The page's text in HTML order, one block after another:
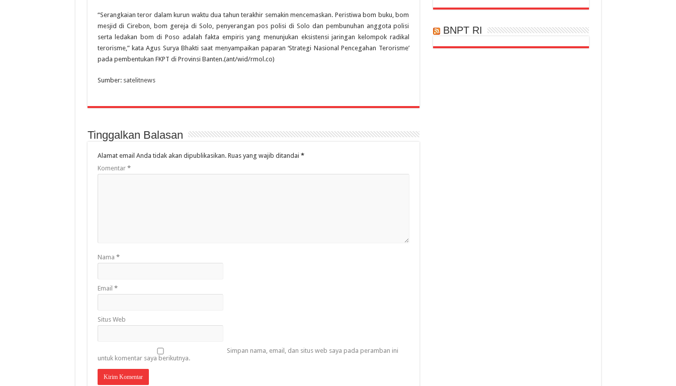
“Serangkaian teror dalam kurun waktu dua tahun terakhir semakin mencemaskan. Peristiwa bom buku, bom
mesjid di Cirebon, bom gereja di Solo, penyerangan pos polisi di Solo dan pembunuhan anggota polisi
serta ledakan bom di Poso adalah fakta empiris yang menunjukan eksistensi jaringan kelompok radikal
terorisme,” kata Agus Surya Bhakti saat menyampaikan paparan ‘Strategi Nasional Pencegahan Terorisme’
pada pembentukan FKPT di Provinsi Banten.(ant/wid/rmol.co)
Sumber:satelitnews
Tinggalkan Balasan
Alamat email Anda tidak akan dipublikasikan. Ruas yang wajib ditandai *
Komentar *
Nama *
Email *
Situs Web
Simpan nama, email, dan situs web saya pada peramban ini
untuk komentar saya berikutnya.
BNPT RI